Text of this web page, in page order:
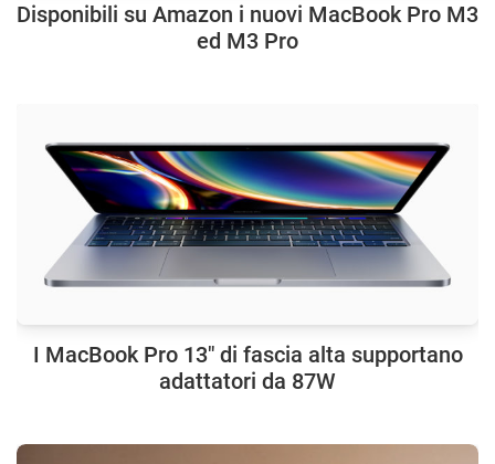
Disponibili su Amazon i nuovi MacBook Pro M3
ed M3 Pro
I MacBook Pro 13″ di fascia alta supportano
adattatori da 87W